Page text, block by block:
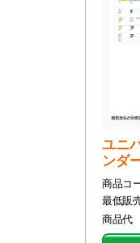
ユニ
ンダ
商品コ
最低販
商品代